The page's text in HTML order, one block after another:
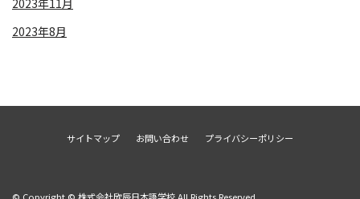
2023年8月
サイトマップ お問い合わせ プライバシーポリシー